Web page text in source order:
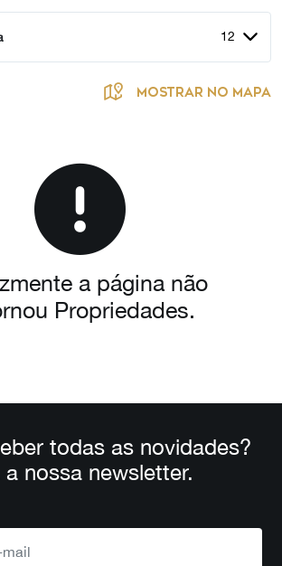
12
MOSTRAR NO MAPA
a página não
Propriedades.
todas as novidades?
nossa newsletter.